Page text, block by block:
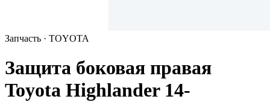
Запчасть · TOYOTA
Защита боковая правая
Toyota Highlander 14-